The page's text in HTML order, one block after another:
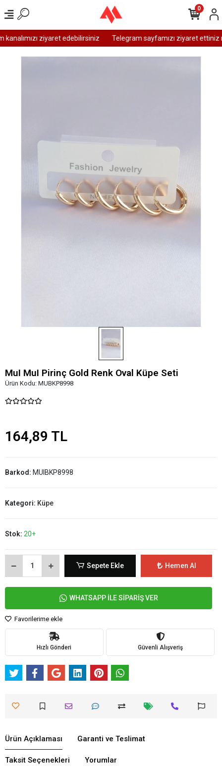
ziyaret edebilirsiniz Telegram sayfamızı ziyaret ettiniz
0
MuI MuI Pirinç Gold Renk Oval Küpe Seti
Ürün Kodu: MUBKP8998
164,89 TL
Barkod: MUIBKP8998
Kategori: Küpe
Stok: 20+
Sepete Ekle Hemen Al
WHATSAPP İLE SİPARİŞ VER
Favorilerime ekle
Hızlı Gönderi Güvenli Alışveriş
Ürün Açıklaması Garanti ve Teslimat
Taksit Seçenekleri Yorumlar